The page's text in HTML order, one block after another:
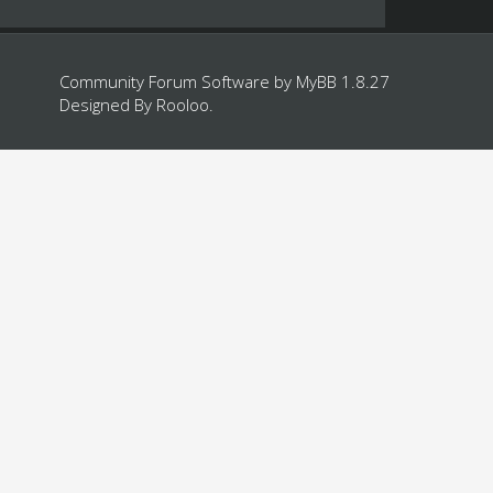
Community Forum Software by MyBB 1.8.27
Designed By Rooloo.